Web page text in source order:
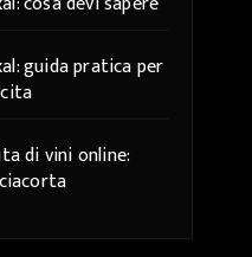
guida pratica per
di vini online: